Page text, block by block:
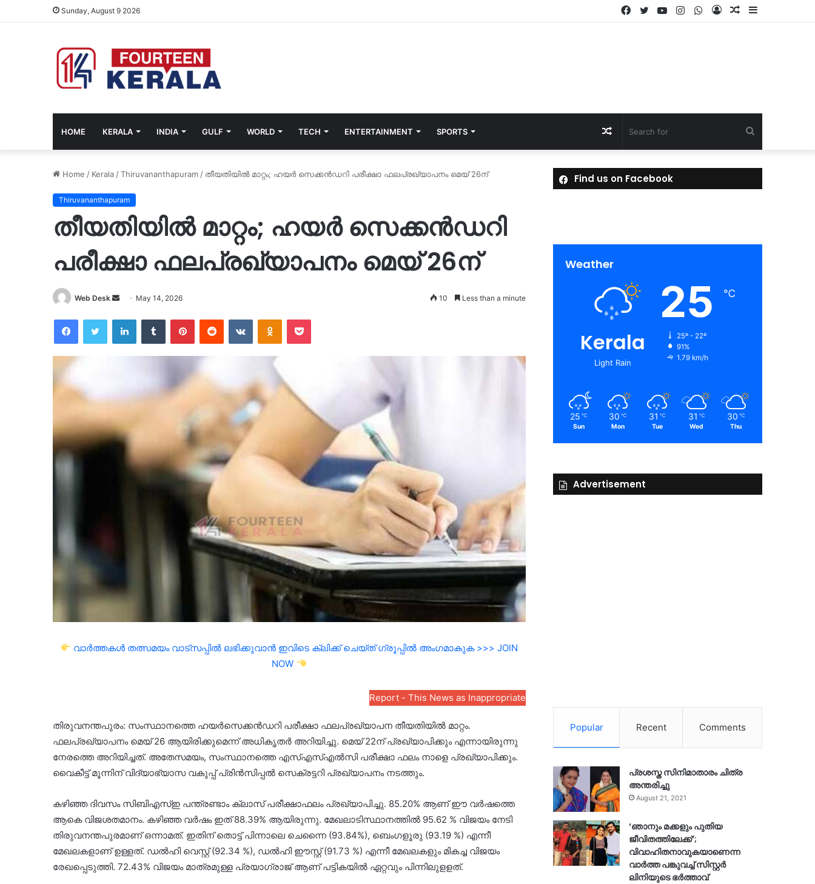
Sunday, August 9 2026 Sidebar
Random
Log
WhatsApp
Instagram
YouTube
Twitter
Facebook
HOME KERALA INDIA GULF WORLD TECH ENTERTAINMENT SPORTS
for
Random
Article
Home / Kerala /Thiruvananthapuram / തീയതിയിൽ മാറ്റം; ഹയർ സെക്കൻഡറി പരീക്ഷാ ഫലപ്രഖ്യാപനം മെയ് 26ന്
Thiruvananthapuram
തീയതിയിൽ മാറ്റം; ഹയർ സെക്കൻഡറി
പരീക്ഷാ ഫലപ്രഖ്യാപനം മെയ് 26ന്
Web Desk
Send
email
May 14, 2026 10 Less than a minute
FacebookTwitter LinkedInTumblr PinterestReddit VKontakteOdnoklassniki
Pocket
വാർത്തകൾ തത്സമയം വാട്സപ്പിൽ ലഭിക്കുവാൻ ഇവിടെ ക്ലിക്ക് ചെയ്ത് ഗ്രൂപ്പിൽ അംഗമാകുക >>> JOIN
NOW
Report - This News as Inappropriate
തിരുവനന്തപുരം: സംസ്ഥാനത്തെ ഹയർസെക്കൻഡറി പരീക്ഷാ ഫലപ്രഖ്യാപന തീയതിയിൽ മാറ്റം.
ഫലപ്രഖ്യാപനം മെയ് 26 ആയിരിക്കുമെന്ന് അധികൃതർ അറിയിച്ചു. മെയ് 22ന് പ്രഖ്യാപിക്കും എന്നായിരുന്നു
നേരത്തെ അറിയിച്ചത്. അതേസമയം, സംസ്ഥാനത്തെ എസ്എസ്എൽസി പരീക്ഷാ ഫലം നാളെ പ്രഖ്യാപിക്കും.
വൈകീട്ട് മൂന്നിന് വിദ്യാഭ്യാസ വകുപ്പ് പ്രിൻസിപ്പൽ സെക്രട്ടറി പ്രഖ്യാപനം നടത്തും.
കഴിഞ്ഞ ദിവസം സിബിഎസ്ഇ പന്ത്രണ്ടാം ക്ലാസ് പരീക്ഷാഫലം പ്രഖ്യാപിച്ചു. 85.20% ആണ് ഈ വർഷത്തെ
ആകെ വിജശതമാനം. കഴിഞ്ഞ വർഷം ഇത് 88.39% ആയിരുന്നു. മേഖലാടിസ്ഥാനത്തിൽ 95.62 % വിജയം നേടി
തിരുവനന്തപുരമാണ് ഒന്നാമത്. ഇതിന് തൊട്ട് പിന്നാലെ ചെന്നൈ (93.84%), ബെംഗളൂരു (93.19 %) എന്നീ
മേഖലകളാണ് ഉള്ളത്. ഡൽഹി വെസ്റ്റ് (92.34 %), ഡൽഹി ഈസ്റ്റ് (91.73 %) എന്നീ മേഖലകളും മികച്ച വിജയം
രേഖപ്പെടുത്തി. 72.43% വിജയം മാത്രമുള്ള പ്രയാഗ്‌രാജ് ആണ് പട്ടികയിൽ ഏറ്റവും പിന്നിലുളളത്.
Find us on Facebook
Weather
Kerala
Light Rain
25 ℃
25º - 22º
91%
1.79 km/h
25 ℃
Sun
30 ℃
Mon
31 ℃
Tue
31 ℃
Wed
30 ℃
Thu
Advertisement
Popular Recent Comments
പ്രശസ്ത സിനിമാതാരം ചിത്ര
അന്തരിച്ചു
August 21, 2021
‘ഞാനും മക്കളും പുതിയ
ജീവിതത്തിലേക്ക്’;
വിവാഹിതനാവുകയാണെന്ന
വാർത്ത പങ്കുവച്ച് സിസ്റ്റർ
ലിനിയുടെ ഭർത്താവ്